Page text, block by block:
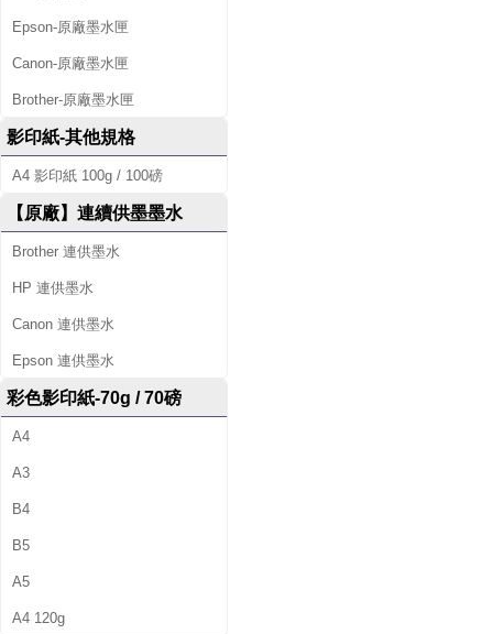
Epson-原廠墨水匣
Canon-原廠墨水匣
Brother-原廠墨水匣
影印紙-其他規格
A4 影印紙 100g / 100磅
【原廠】連續供墨墨水
Brother 連供墨水
HP 連供墨水
Canon 連供墨水
Epson 連供墨水
彩色影印紙-70g / 70磅
A4
A3
B4
B5
A5
A4 120g